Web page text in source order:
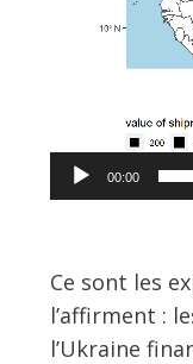
00:00
Ce sont les
l’affirment :
l’Ukraine